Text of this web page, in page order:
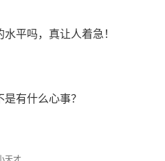
平吗，真让人着急！
有什么心事？